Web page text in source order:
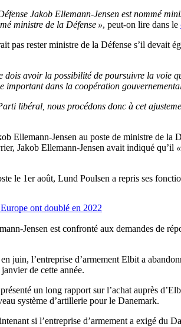
Jakob Ellemann-Jensen est nommé
ministre de la Défense », peut-on lire dans le
pas rester ministre de la Défense s’il
avoir la possibilité de poursuivre la voie
dans la coopération
libéral, nous procédons donc à cet
Ellemann-Jensen au poste de ministre de
Jakob Ellemann-Jensen avait indiqué qu’il
le 1er août, Lund Poulsen a repris ses
ont doublé en 2022
Jensen est confronté aux demandes de
juin, l’entreprise d’armement Elbit a
de cette année.
un long rapport sur l’achat auprès
système d’artillerie pour le Danemark.
si l’entreprise d’armement a exigé du